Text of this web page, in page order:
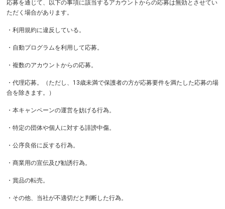
応募を通じて、以下の事項に該当するアカウントからの応募は無効とさせてい
ただく場合があります。
・利用規約に違反している。
・自動プログラムを利用して応募。
・複数のアカウントからの応募。
・代理応募。（ただし、13歳未満で保護者の方が応募要件を満たした応募の場
合を除きます。）
・本キャンペーンの運営を妨げる行為。
・特定の団体や個人に対する誹謗中傷。
・公序良俗に反する行為。
・商業用の宣伝及び勧誘行為。
・賞品の転売。
・その他、当社が不適切だと判断した行為。